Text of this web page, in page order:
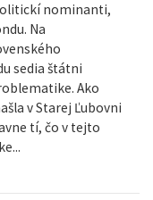
nominanti,
Na
sedia štátni
Ako
v Starej Ľubovni
tí, čo v tejto